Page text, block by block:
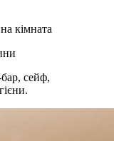
кімната
сейф,